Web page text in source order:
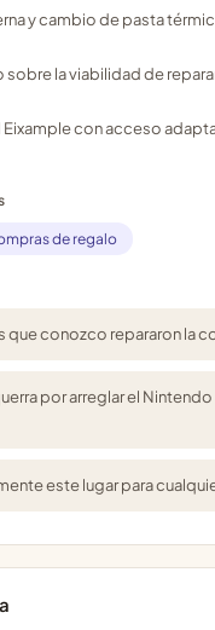
y cambio de pasta
la viabilidad de
con acceso
de regalo
conozco repararon la
por arreglar el
este lugar para